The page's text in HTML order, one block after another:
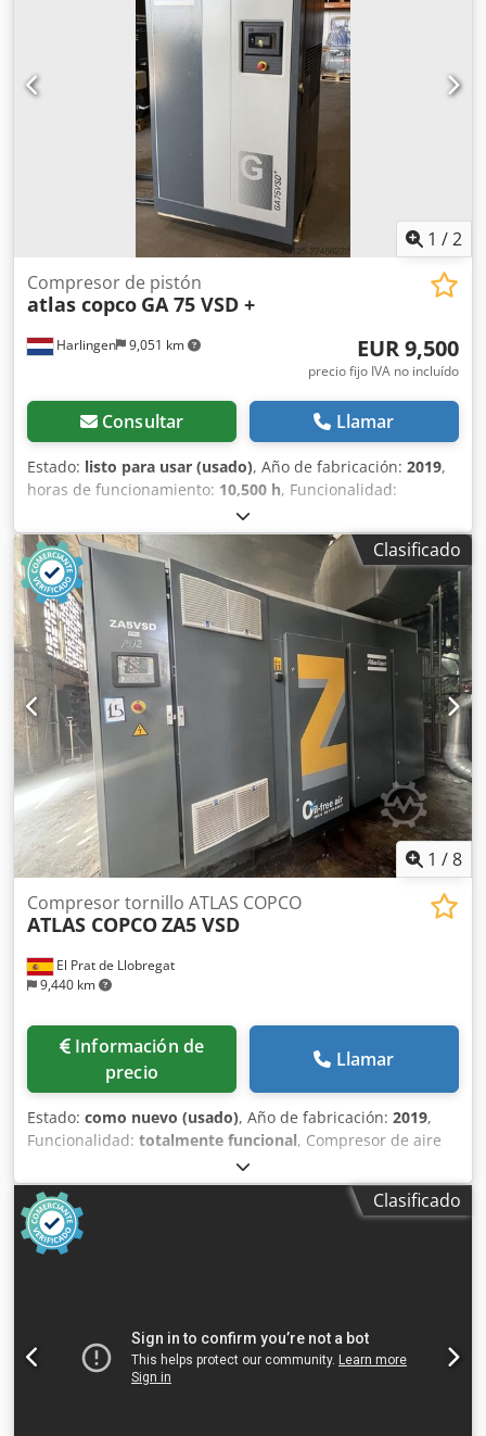
1 /2
Harlingen 9,051 km
Compresor de pistón
atlas copco GA 75 VSD +
EUR 9,500
precio fijo IVA no incluído
Consultar Llamar
Estado: listo para usar (usado), Año de fabricación: 2019,
horas de funcionamiento: 10,500 h, Funcionalidad:
, peso total:
(101.97 CV), caudal volumétrico:476 m³/h, presión (máx.):
13 bar, tipo de refrigeración:
, Equipamiento:
documentación / manual, placa de características
disponible
, Compresor de tornillo en buen estado y
funcionamiento, 75 kW, con control de frecuencia.
Crsdszrihrepfx Al Tef
Clasificado
1 /8
El Prat de Llobregat
9,440 km
Compresor tornillo ATLAS COPCO
ATLAS COPCOZA5 VSD
Información de
precio
Llamar
Estado: como nuevo (usado), Año de fabricación: 2019,
Funcionalidad: totalmente funcional, Compresor de aire
industrial Atlas Copco ZA5 VSD, con tecnología de
velocidad variable (VSD) y producción de aire totalmente
exento de aceite, certificado ISO 8573-1 Clase 0. Datos
técnicos: • Fabricante: Atlas Copco • Modelo: ZA5 VSD • Año
de fabricación: 2019 • Potencia nominal total: 250 kW •
aire: exento de aceite, ISO 8573-1 Clase 0 Crjdpfjznaxaex Al
Tjf • Fabricado en Bélgica • Variador de frecuencia WEG •
Número de serie APF239403
Clasificado